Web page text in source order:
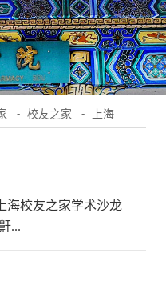
- 校友之家 - 上海
海校友之家学术沙龙
...